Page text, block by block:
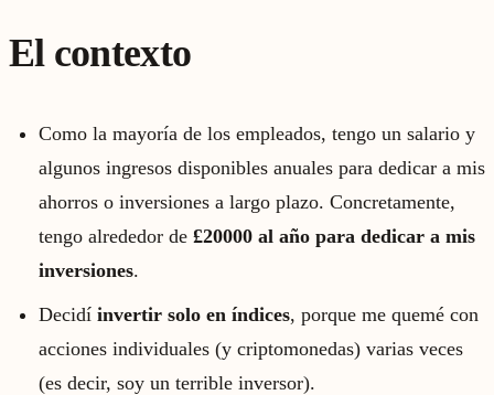
El contexto
Como la mayoría de los empleados, tengo un salario y
algunos ingresos disponibles anuales para dedicar a mis
ahorros o inversiones a largo plazo. Concretamente,
tengo alrededor de £20000 al año para dedicar a mis
inversiones.
Decidí invertir solo en índices, porque me quemé con
acciones individuales (y criptomonedas) varias veces
(es decir, soy un terrible inversor).